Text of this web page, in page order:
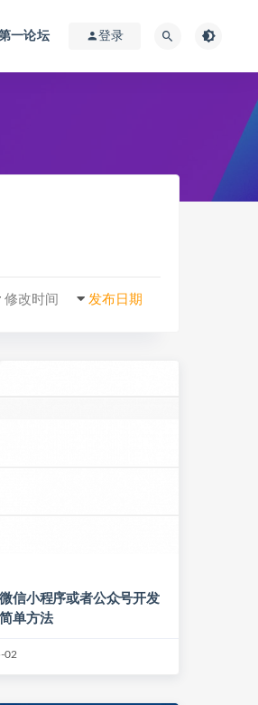
一论坛 登录
发布日期
修改时间
信小程序或者公众号开发
单方法
02